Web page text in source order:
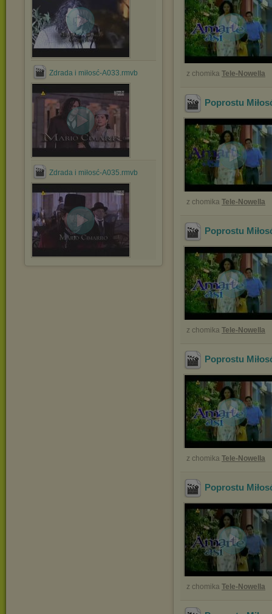
Zdrada i miłosć-A033.rmvb
Zdrada i miłosć-A035.rmvb
z chomika Tele-Nowella
Poprostu
z chomika Tele-Nowella
Poprostu
z chomika Tele-Nowella
Poprostu
z chomika Tele-Nowella
Poprostu
z chomika Tele-Nowella